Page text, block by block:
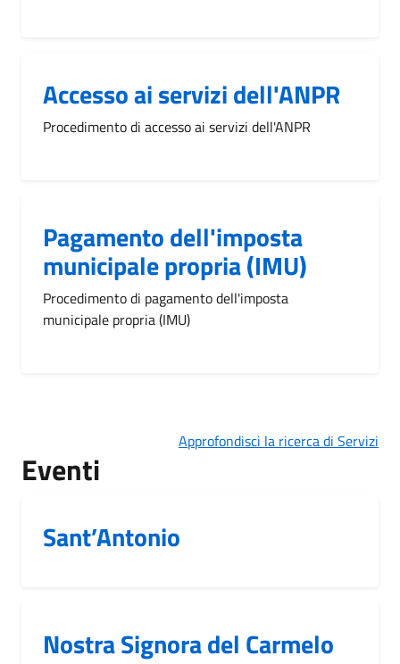
Accesso ai servizi dell'ANPR
Procedimento di accesso ai servizi dell'ANPR
Pagamento dell'imposta
municipale propria (IMU)
Procedimento di pagamento dell'imposta
municipale propria (IMU)
Approfondisci la ricerca di Servizi
Eventi
Sant’Antonio
Nostra Signora del Carmelo